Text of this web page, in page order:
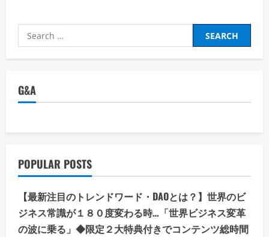
Search
for:
G&A
POPULAR POSTS
【最新注目のトレンドワード・DAOとは？】世界のビ
ジネス常識が１８０度変わる時…「世界ビジネス変革
の波に乗る」◆限定２大特典付きでコンテンツ総時間